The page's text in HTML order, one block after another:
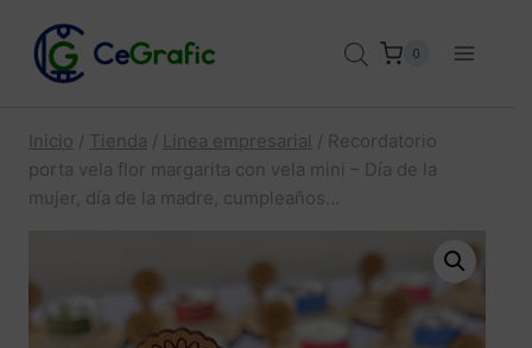
contenido
0
Inicio / Tienda / Linea empresarial / Recordatorio
porta vela flor margarita con vela mini – Día de la
mujer, día de la madre, cumpleaños…